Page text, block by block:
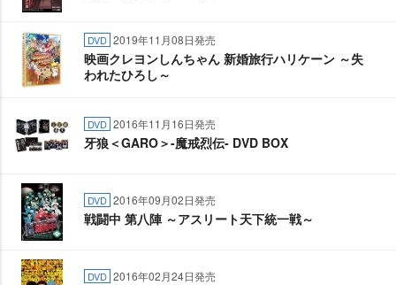
DVD 2019年11月08日発売
映画クレヨンしんちゃん 新婚旅行ハリケーン ～失
われたひろし～
DVD 2016年11月16日発売
牙狼＜GARO＞-魔戒烈伝- DVD BOX
DVD 2016年09月02日発売
戦闘中 第八陣 ～アスリート天下統一戦～
DVD 2016年02月24日発売